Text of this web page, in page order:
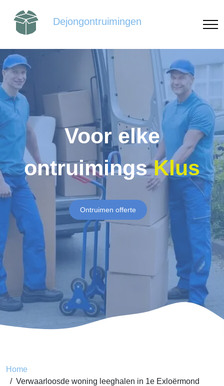
Dejongontruimingen
Voor elke
ontruimingsKlus
Ontruimen offerte
Home
Verwaarloosde woning leeghalen in 1e Exloërmond